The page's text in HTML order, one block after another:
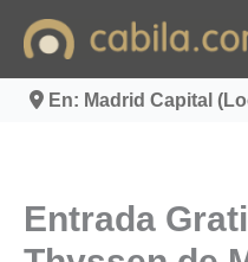
contenido
En: Madrid Capital
Entrada